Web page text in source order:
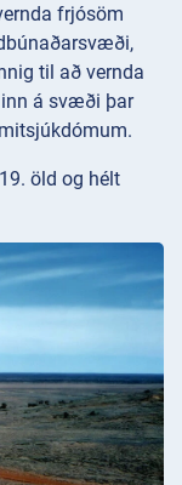
frjósöm
til að vernda
inn á svæði þar
öld og hélt